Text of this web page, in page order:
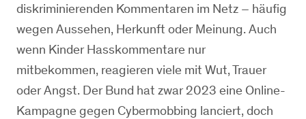
diskriminierenden Kommentaren im Netz – häufig
wegen Aussehen, Herkunft oder Meinung. Auch
wenn Kinder Hasskommentare nur
mitbekommen, reagieren viele mit Wut, Trauer
oder Angst. Der Bund hat zwar 2023 eine Online-
Kampagne gegen Cybermobbing lanciert, doch